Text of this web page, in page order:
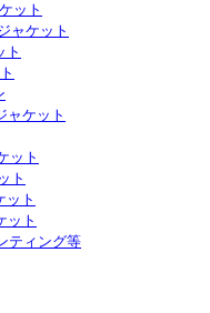
ット
ャケット
ト
ャケット
ット
ト
ット
ット
ティング等